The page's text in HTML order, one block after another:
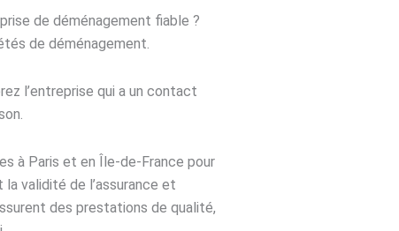
de déménagement fiable ?
de déménagement.
l’entreprise qui a un contact
à Paris et en Île-de-France pour
validité de l’assurance et
des prestations de qualité,